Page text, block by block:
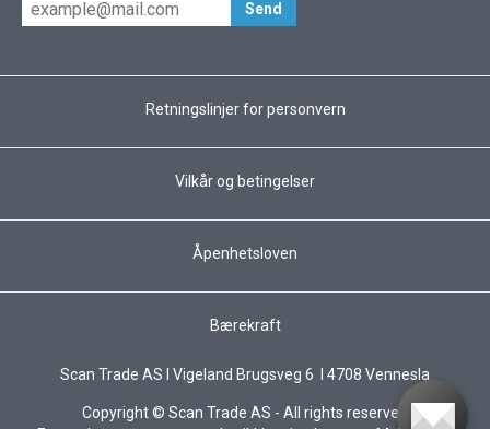
Retningslinjer for personvern
Vilkår og betingelser
Åpenhetsloven
Bærekraft
Scan Trade AS I Vigeland Brugsveg 6 I 4708 Vennesla
Copyright © Scan Trade AS - All rights reserved